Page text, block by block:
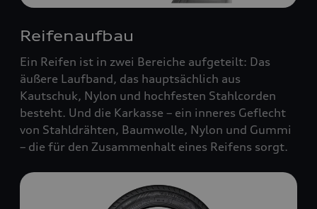
Reifenaufbau
Ein Reifen ist in zwei Bereiche aufgeteilt: Das
äußere Laufband, das hauptsächlich aus
Kautschuk, Nylon und hochfesten Stahlcorden
besteht. Und die Karkasse – ein inneres Geflecht
von Stahldrähten, Baumwolle, Nylon und Gummi
– die für den Zusammenhalt eines Reifens sorgt.